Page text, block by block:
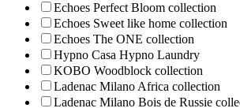
Echoes Perfect Bloom collection
Echoes Sweet like home collection
Echoes The ONE collection
Hypno Casa Hypno Laundry
KOBO Woodblock collection
Ladenac Milano Africa collection
Ladenac Milano Bois de Russie